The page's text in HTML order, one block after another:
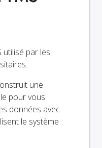
utilisé par les
une
pour vous
données avec
le système